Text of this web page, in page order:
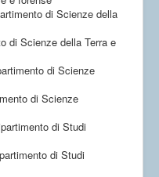
di Scienze della
di Scienze della Terra e
di Scienze
di Scienze
di Studi
di Studi